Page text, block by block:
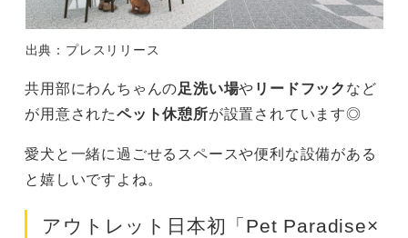
出典：プレスリリース
共用部にわんちゃんの足洗い場やリードフックなど
が用意されたペット休憩所が設置されています◎
愛犬と一緒に過ごせるスペースや便利な設備がある
と嬉しいですよね。
アウトレット日本初「Pet Paradise×